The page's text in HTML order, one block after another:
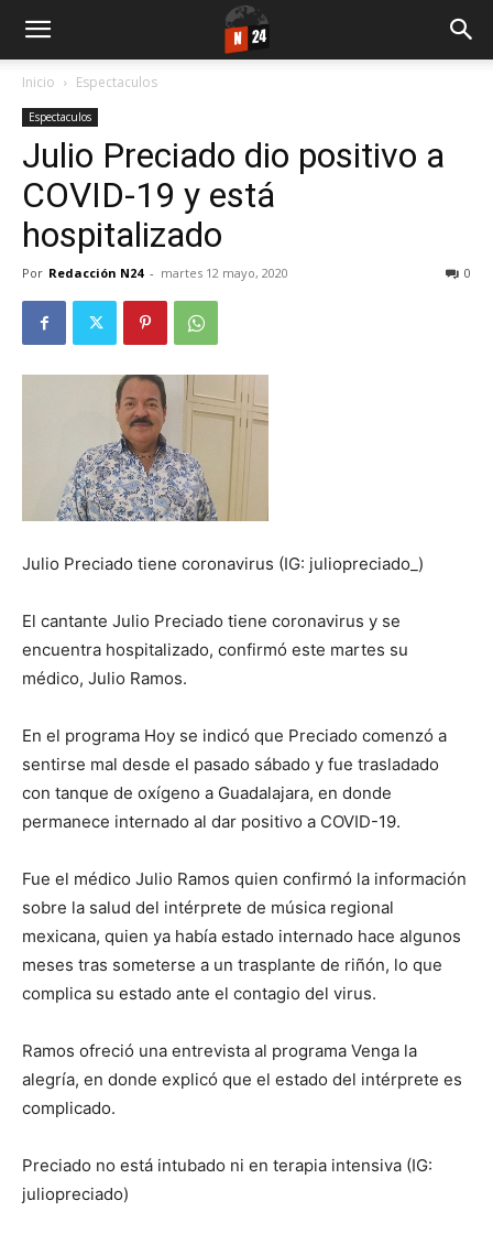
Inicio Espectaculos
Espectaculos
Julio Preciado dio positivo a
COVID-19 y está
hospitalizado
Por Redacción N24 - martes 12 mayo, 2020 0
Julio Preciado tiene coronavirus (IG: juliopreciado_)
El cantante Julio Preciado tiene coronavirus y se
encuentra hospitalizado, confirmó este martes su
médico, Julio Ramos.
En el programa Hoy se indicó que Preciado comenzó a
sentirse mal desde el pasado sábado y fue trasladado
con tanque de oxígeno a Guadalajara, en donde
permanece internado al dar positivo a COVID-19.
Fue el médico Julio Ramos quien confirmó la información
sobre la salud del intérprete de música regional
mexicana, quien ya había estado internado hace algunos
meses tras someterse a un trasplante de riñón, lo que
complica su estado ante el contagio del virus.
Ramos ofreció una entrevista al programa Venga la
alegría, en donde explicó que el estado del intérprete es
complicado.
Preciado no está intubado ni en terapia intensiva (IG:
juliopreciado)